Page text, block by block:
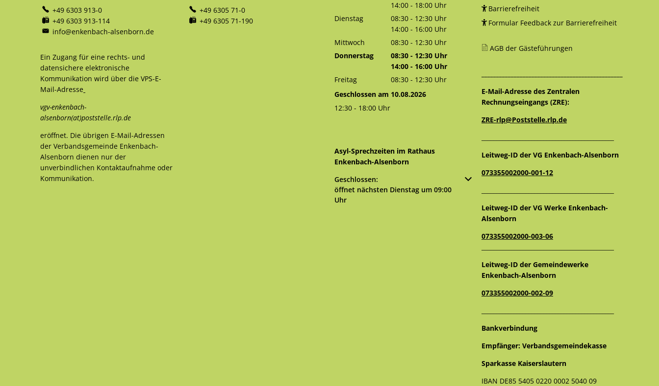
+49 6303 913-0
+49 6303 913-114
info@enkenbach-alsenborn.de
Ein Zugang für eine rechts- und
datensichere elektronische
Kommunikation wird über die VPS-E-
Mail-Adresse
vgv-enkenbach-
alsenborn(at)poststelle.rlp.de
eröffnet. Die übrigen E-Mail-Adressen
der Verbandsgemeinde Enkenbach-
Alsenborn dienen nur der
unverbindlichen Kontaktaufnahme oder
Kommunikation.
+49 6305 71-0
+49 6305 71-190
Von 08:30 bis 12:30 Uhr
14:00 - 18:00 Uhr
Von 14:00 bis 18:00 Uhr
Dienstag 08:30 - 12:30 Uhr
Von 08:30 bis 12:30 Uhr
14:00 - 16:00 Uhr
Von 14:00 bis 16:00 Uhr
Mittwoch 08:30 - 12:30 Uhr
Von 08:30 bis 12:30 Uhr
Donnerstag 08:30 - 12:30 Uhr
Von 08:30 bis 12:30 Uhr
14:00 - 16:00 Uhr
Von 14:00 bis 16:00 Uhr
Freitag 08:30 - 12:30 Uhr
Von 08:30 bis 12:30 Uhr
Geschlossen am 10.08.2026
12:30 - 18:00 Uhr
Asyl-Sprechzeiten im Rathaus
Enkenbach-Alsenborn
Klicken, um weitere Öffnungs- oder Schließzeiten auszublenden
Geschlossen:
öffnet nächsten Dienstag um 09:00
Uhr
Barrierefreiheit
Formular Feedback zur Barrierefreiheit
AGB der Gästeführungen
E-Mail-Adresse des Zentralen
Rechnungseingangs (ZRE):
ZRE-rlp@Poststelle.rlp.de
Leitweg-ID der VG Enkenbach-Alsenborn
073355002000-001-12
Leitweg-ID der VG Werke Enkenbach-
Alsenborn
073355002000-003-06
Leitweg-ID der Gemeindewerke
Enkenbach-Alsenborn
073355002000-002-09
Bankverbindung
Empfänger: Verbandsgemeindekasse
Sparkasse Kaiserslautern
IBAN DE85 5405 0220 0002 5040 09